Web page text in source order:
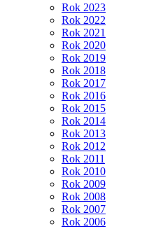
Rok 2023
Rok 2022
Rok 2021
Rok 2020
Rok 2019
Rok 2018
Rok 2017
Rok 2016
Rok 2015
Rok 2014
Rok 2013
Rok 2012
Rok 2011
Rok 2010
Rok 2009
Rok 2008
Rok 2007
Rok 2006